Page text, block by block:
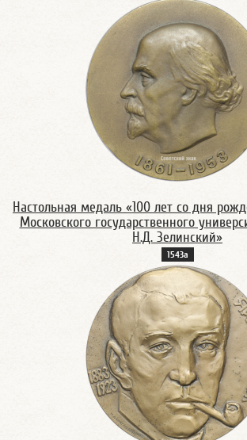
Настольная медаль «100 лет со дня
Московского государственного
Н.Д. Зелинский»
1543а